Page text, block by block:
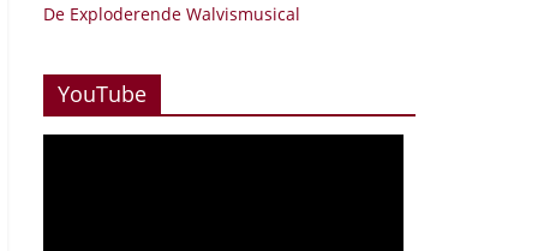
De Exploderende Walvismusical
YouTube